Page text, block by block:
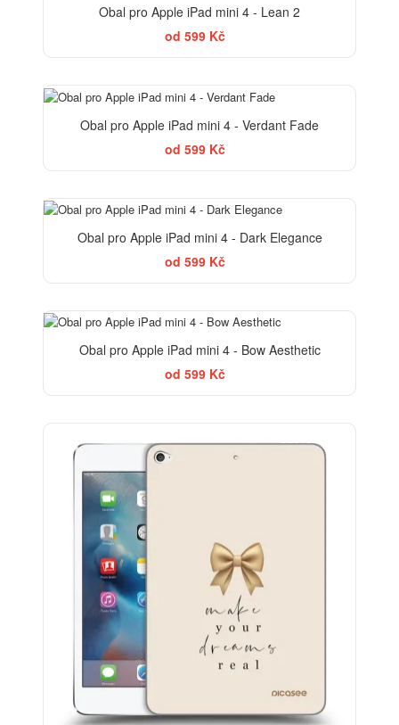
Obal pro Apple iPad mini 4 - Lean 2
od 599 Kč
Obal pro Apple iPad mini 4 - Verdant Fade
od 599 Kč
Obal pro Apple iPad mini 4 - Dark Elegance
od 599 Kč
Obal pro Apple iPad mini 4 - Bow Aesthetic
od 599 Kč